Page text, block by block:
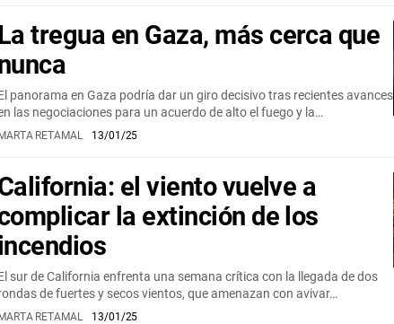
tregua en Gaza, más cerca que
panorama en Gaza podría dar un giro decisivo tras recientes avances
las negociaciones para un acuerdo de alto el fuego y la…
MARTA RETAMAL 13/01/25
el viento vuelve a
la extinción de los
sur de California enfrenta una semana crítica con la llegada de dos
de fuertes y secos vientos, que amenazan con avivar…
MARTA RETAMAL 13/01/25